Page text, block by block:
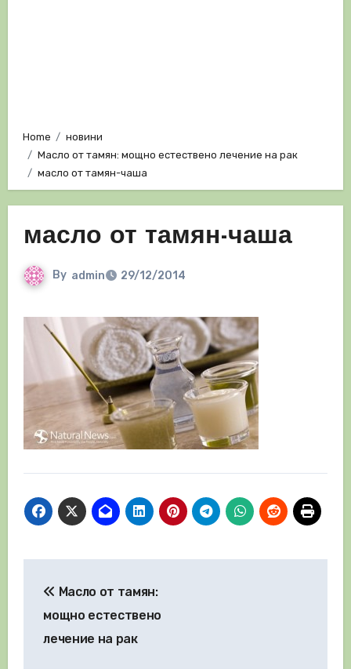
Home
новини
Масло от тамян: мощно естествено лечение на рак
масло от тамян-чаша
масло от тамян-чаша
By admin 29/12/2014
Масло от тамян:
мощно естествено
лечение на рак